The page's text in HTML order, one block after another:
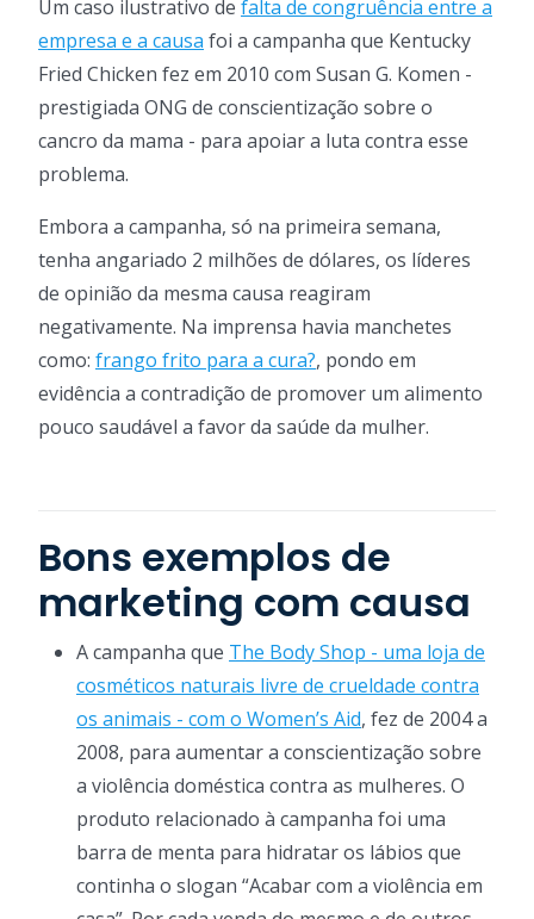
Um caso ilustrativo de falta de congruência entre a
empresa e a causa foi a campanha que Kentucky
Fried Chicken fez em 2010 com Susan G. Komen -
prestigiada ONG de conscientização sobre o
cancro da mama - para apoiar a luta contra esse
problema.
Embora a campanha, só na primeira semana,
tenha angariado 2 milhões de dólares, os líderes
de opinião da mesma causa reagiram
negativamente. Na imprensa havia manchetes
como: frango frito para a cura?, pondo em
evidência a contradição de promover um alimento
pouco saudável a favor da saúde da mulher.
Bons exemplos de
marketing com causa
A campanha que The Body Shop - uma loja de
cosméticos naturais livre de crueldade contra
os animais - com o Women’s Aid, fez de 2004 a
2008, para aumentar a conscientização sobre
a violência doméstica contra as mulheres. O
produto relacionado à campanha foi uma
barra de menta para hidratar os lábios que
continha o slogan “Acabar com a violência em